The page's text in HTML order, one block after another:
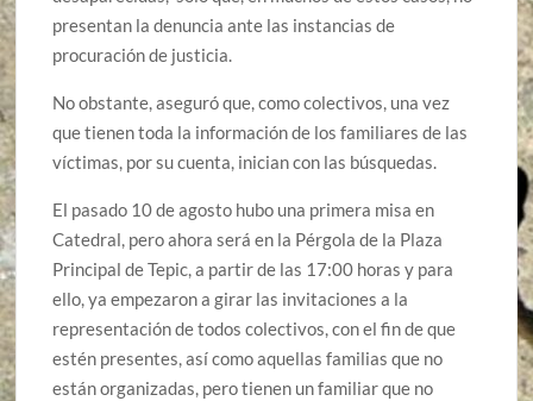
presentan la denuncia ante las instancias de
procuración de justicia.
No obstante, aseguró que, como colectivos, una vez
que tienen toda la información de los familiares de las
víctimas, por su cuenta, inician con las búsquedas.
El pasado 10 de agosto hubo una primera misa en
Catedral, pero ahora será en la Pérgola de la Plaza
Principal de Tepic, a partir de las 17:00 horas y para
ello, ya empezaron a girar las invitaciones a la
representación de todos colectivos, con el fin de que
estén presentes, así como aquellas familias que no
están organizadas, pero tienen un familiar que no